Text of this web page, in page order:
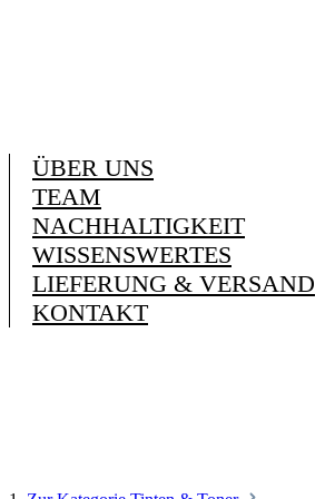
ÜBER UNS
TEAM
NACHHALTIGKEIT
WISSENSWERTES
LIEFERUNG & VERSAND
KONTAKT